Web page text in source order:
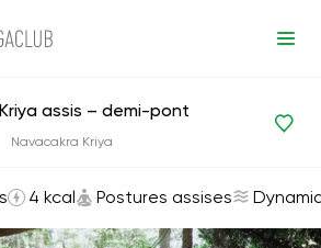
Postures assises
assis – demi-pont
Navacakra Kriya
4 kcal Postures assises